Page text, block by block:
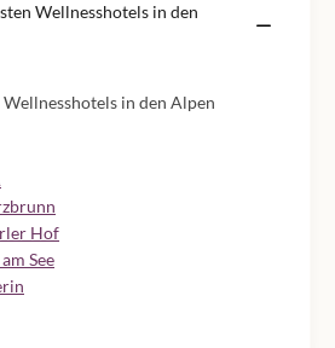
Wellnesshotels in den
in den Alpen
Hof
See